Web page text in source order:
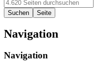
Navigation
Navigation